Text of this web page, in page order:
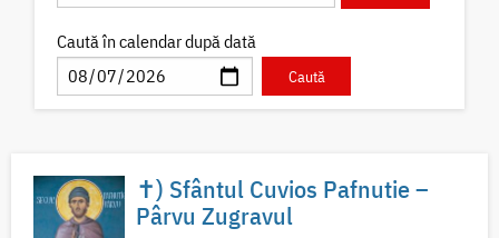
Caută în calendar după dată
✝) Sfântul Cuvios Pafnutie –
Pârvu Zugravul